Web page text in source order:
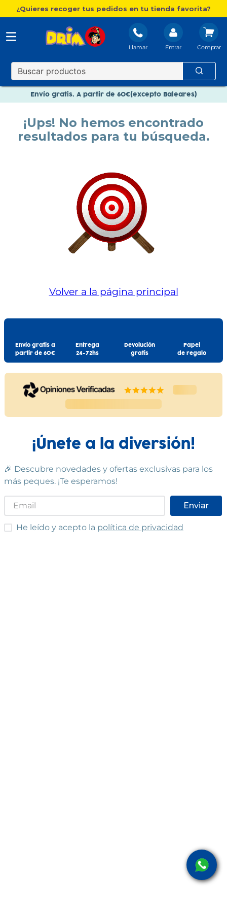
¿Quieres recoger tus pedidos en tu tienda favorita?
Llamar Entrar
Envío gratis. A partir de 60€(excepto Baleares)
Nuevo catálogo Aire Libre
Paga en 3 plazos sin intereses
¡Ups! No hemos encontrado
resultados para tu búsqueda.
Volver a la página principal
Envío gratis a
partir de 60€
Entrega
24-72hs
Devolución
gratis
Papel
de regalo
¡Únete a la diversión!
🎉 Descubre novedades y ofertas exclusivas para los
más peques. ¡Te esperamos!
Enviar
He leído y acepto las condiciones
He leído y acepto la política de privacidad